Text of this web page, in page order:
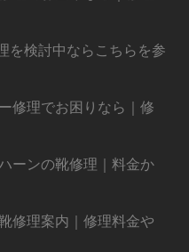
を検討中ならこちらを参
修理でお困りなら｜修
ーンの靴修理｜料金か
修理案内｜修理料金や